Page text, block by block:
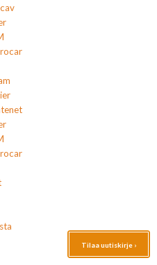
Tilaa uutiskirje ›